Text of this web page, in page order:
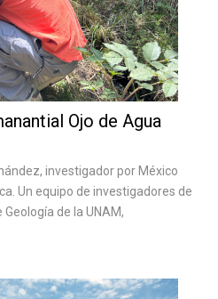
Ojo de Agua
investigador por México
Un equipo de investigadores de
de la UNAM,